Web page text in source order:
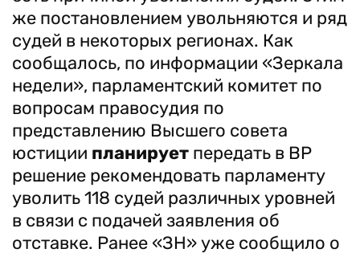
же постановлением увольняются и ряд
судей в некоторых регионах. Как
сообщалось, по информации «Зеркала
недели», парламентский комитет по
вопросам правосудия по
представлению Высшего совета
юстиции планирует передать в ВР
решение рекомендовать парламенту
уволить 118 судей различных уровней
в связи с подачей заявления об
отставке. Ранее «ЗН» уже сообщило о